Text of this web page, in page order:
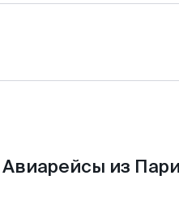
Авиарейсы из